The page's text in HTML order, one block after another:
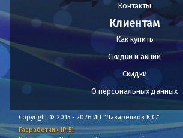
Контакты
Клиентам
Как купить
Скидки и акции
Скидки
О персональных данных
Copyright © 2015 - 2026 ИП "Лазаренков К.С."
Разработчик IP-51